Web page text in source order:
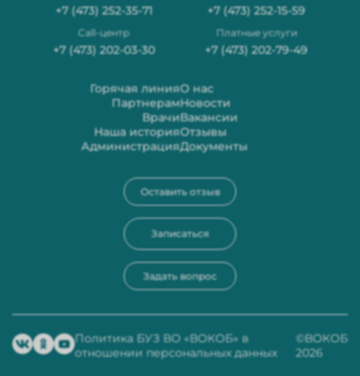
+7 (473) 252-35-71 +7 (473) 252-15-59
Сall-центр
+7 (473) 202-03-30
Платные услуги
+7 (473) 202-79-49
Горячая линия
Партнерам
Врачи
Наша история
Администрация
О нас
Новости
Вакансии
Отзывы
Документы
Оставить отзыв
Записаться
Задать вопрос
Политика БУЗ ВО «ВОКОБ» в
отношении персональных данных
©ВОКОБ
2026